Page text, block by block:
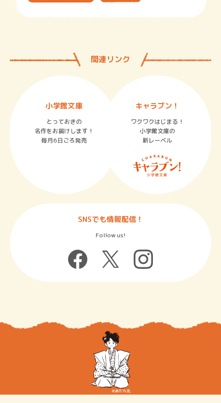
関連リンク
小学館文庫
とっておきの
名作をお届けします！
毎月6日ごろ発売
キャラブン！
ワクワクはじまる！
小学館文庫の
新レーベル
SNSでも情報配信！
Follow us!